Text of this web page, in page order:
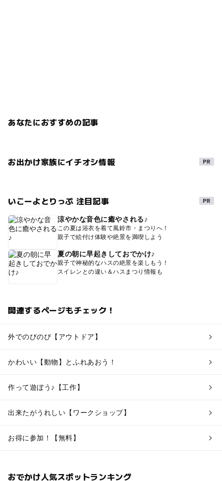
あなたにおすすめの記事
お出かけ家族にイチオシ情報
いこーよとりっぷ 注目記事
涼やかな音色に癒やされる♪
この夏は浴衣を着て風鈴市・まつりへ！
親子で絵付け体験や絶景を満喫しよう
夏の朝に早起きしておでかけ♪
親子で神秘的なハスの絶景を楽しもう！
スイレンとの違い＆ハスまつり情報も
関連するページもチェック！
外でのびのび【アウトドア】
かわいい【動物】とふれあおう！
作って遊ぼう♪【工作】
出来たがうれしい【ワークショップ】
お得に参加！【無料】
おでかけ人気スポットランキング